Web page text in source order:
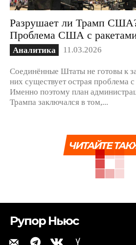
Разрушает ли Трамп
Проблема США с
Аналитика 11.03.2026
Соединённые Штаты не готовы к
них существует острая проблема с
Именно поэтому план
Трампа заключался в том,...
ЧИТАЙТЕ
Рупор Ньюс